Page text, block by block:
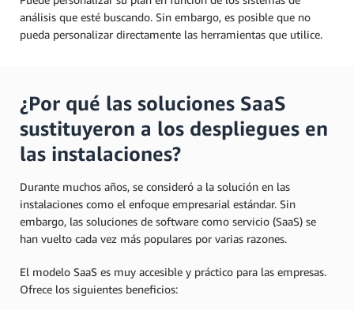
análisis que esté buscando. Sin embargo, es posible que no
pueda personalizar directamente las herramientas que utilice.
¿Por qué las soluciones SaaS
sustituyeron a los despliegues en
las instalaciones?
Durante muchos años, se consideró a la solución en las
instalaciones como el enfoque empresarial estándar. Sin
embargo, las soluciones de software como servicio (SaaS) se
han vuelto cada vez más populares por varias razones.
El modelo SaaS es muy accesible y práctico para las empresas.
Ofrece los siguientes beneficios: